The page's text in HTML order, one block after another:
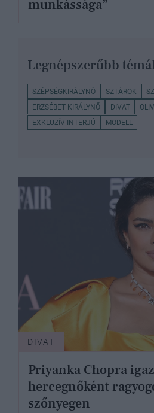
munkássága”
Legnépszerűbb
SZÉPSÉGKIRÁLYNŐ SZTÁROK
ERZSÉBET KIRÁLYNŐ
DIVAT
EXKLUZÍV INTERJÚ
MODELL
DIVAT
Priyanka Chopra
hercegnőként
szőnyegen